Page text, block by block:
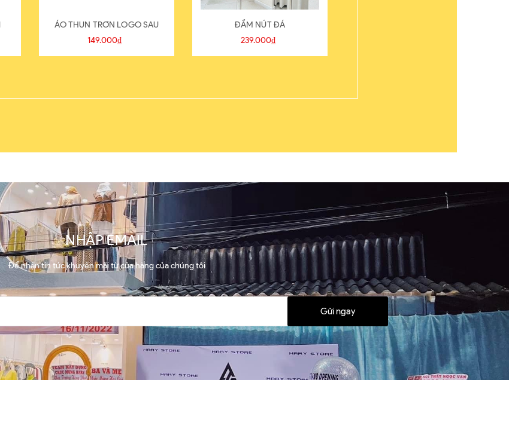
ÁO THUN TRƠN LOGO SAU
149.000₫
ĐẦM NÚT ĐÁ
239.000₫
NHẬP EMAIL
Để nhận tin tức khuyến mãi từ cửa hàng của chúng tôi
Gửi ngay